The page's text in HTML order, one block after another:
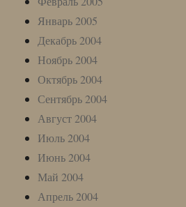
Январь 2005
Декабрь 2004
Ноябрь 2004
Октябрь 2004
Сентябрь 2004
Август 2004
Июль 2004
Июнь 2004
Май 2004
Апрель 2004